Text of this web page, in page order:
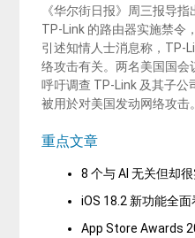
《华尔街日报》周三报导
TP-Link 的路由器实施禁令
引述知情人士消息称，TP-
络攻击有关。两名美国国会
呼吁调查 TP-Link 及其子公
被用於对美国发动网络攻击。
重点文章
8 个与 AI 无关但却
iOS 18.2 新功能全
App Store Awards